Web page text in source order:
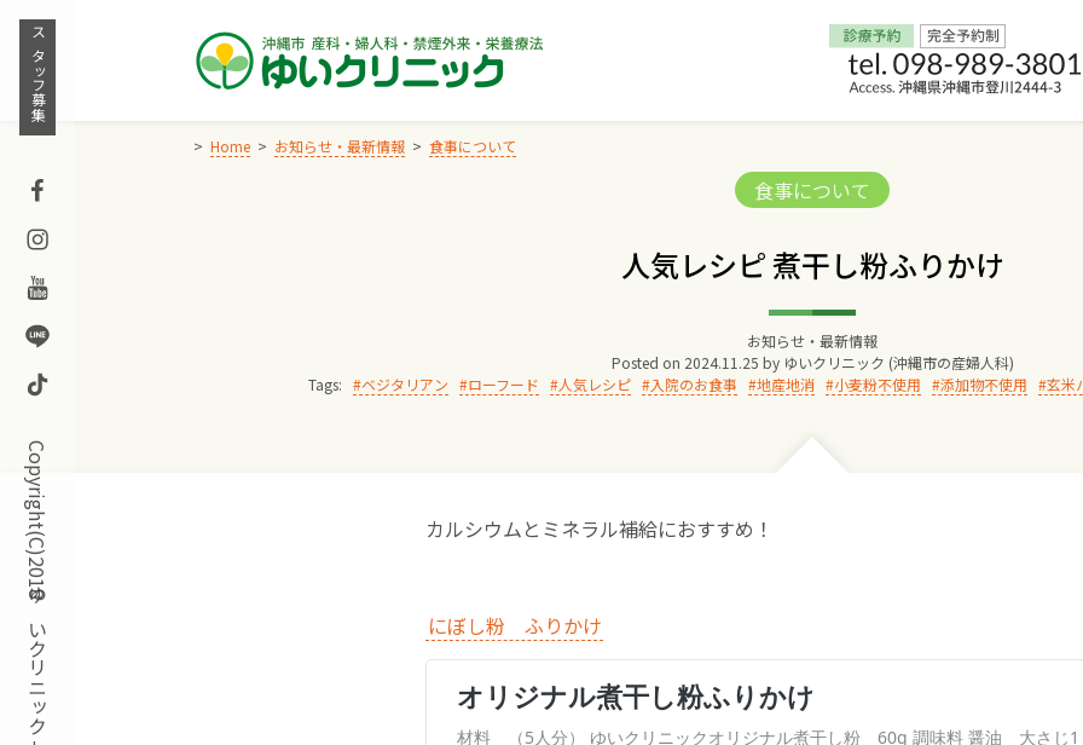
Skip
content
スタッフ募集
Facebook
Instagram
Youtube
Line
TikTok
Home お知らせ・最新情報 食事について
Categories:
食事について
人気レシピ 煮干し粉ふりかけ
お知らせ・最新情報
Posted on 2024.11.25 by ゆいクリニック (沖縄市の産婦人科)
Tags:
ベジタリアン ローフード 人気レシピ 入院のお食事 地産地消 小麦粉不使用 添加物不使用 玄米
カルシウムとミネラル補給におすすめ！
にぼし粉 ふりかけ
Home
交通アクセス
院長からのごあいさつ
ゆいクリニックの経営理念
診療料金
親と子の結びつき支援
母乳育児